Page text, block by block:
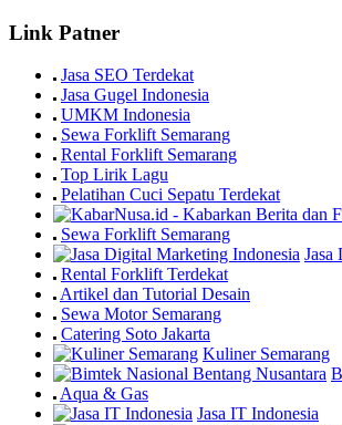
Link Patner
Jasa SEO Terdekat
Jasa Gugel Indonesia
UMKM Indonesia
Sewa Forklift Semarang
Rental Forklift Semarang
Top Lirik Lagu
Pelatihan Cuci Sepatu Terdekat
Sewa Forklift Semarang
Jasa
Rental Forklift Terdekat
Artikel dan Tutorial Desain
Sewa Motor Semarang
Catering Soto Jakarta
Kuliner Semarang
Aqua & Gas
Jasa IT Indonesia